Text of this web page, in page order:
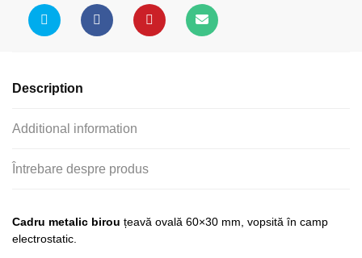
Description
Additional information
Întrebare despre produs
Cadru metalic birou țeavă ovală 60×30 mm, vopsită în camp
electrostatic.